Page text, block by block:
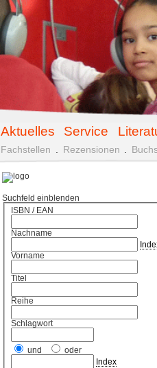
Aktuelles Service
Fachstellen Rezensionen
Suchfeld einblenden
ISBN / EAN
Nachname
Vorname
Titel
Reihe
Schlagwort
und
oder
Index